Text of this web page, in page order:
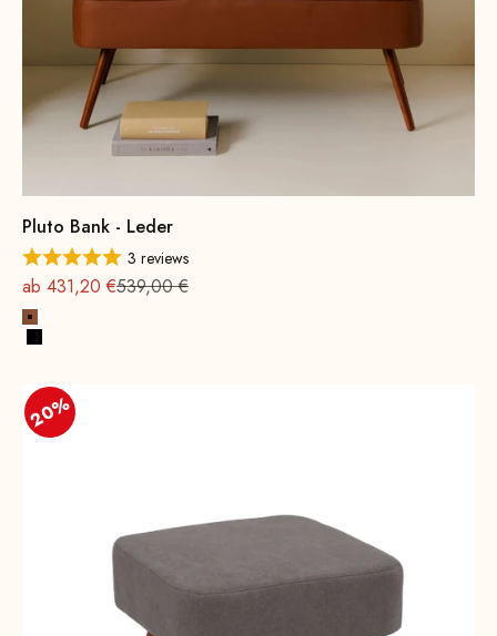
Pluto Bank - Leder
3 reviews
Angebot
ab 431,20 €Regulärer Preis
539,00 €
Cognac
Schwarz
20%